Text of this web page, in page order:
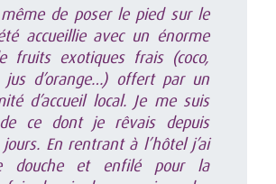
de poser le pied sur le
accueillie avec un énorme
fruits exotiques frais (coco,
jus d’orange…) offert par un
d’accueil local. Je me suis
ce dont je rêvais depuis
En rentrant à l’hôtel j’ai
douche et enfilé pour la